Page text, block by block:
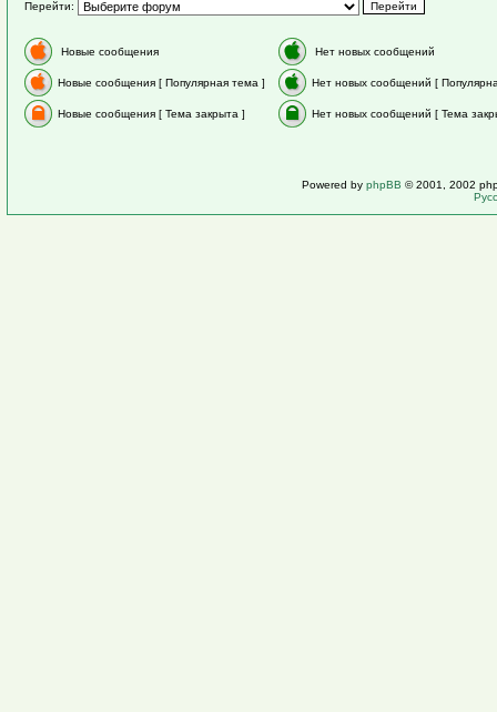
Перейти:
Новые сообщения Нет новых сообщений
Новые сообщения [ Популярная тема ] Нет новых сообщений [
Новые сообщения [ Тема закрыта ] Нет новых сообщений [ Тема
Powered by phpBB © 2001, 2002